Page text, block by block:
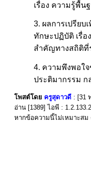
เรื่อง ความรู้พื้น
3. ผลการเปรีย
ทักษะปฏิบัติ เรื่อ
สำคัญทางสถิติที่
4. ความพึงพอใ
ประติมากรรม ก
โพสต์โดย ครูสุดาวดี : [31
อ่าน [1389] ไอพี :
หากข้อความนี้ไม่เหมาะสม